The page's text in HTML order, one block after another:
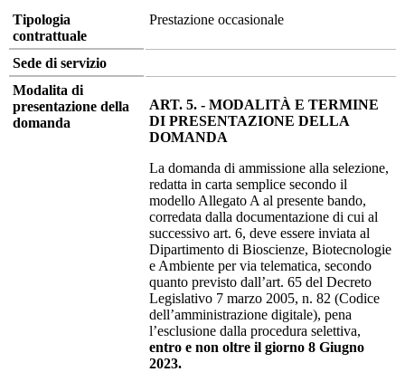
Tipologia
contrattuale
Prestazione occasionale
Sede di servizio
Modalita di
presentazione della
domanda
ART. 5. - MODALITÀ E TERMINE
DI PRESENTAZIONE DELLA
DOMANDA
La domanda di ammissione alla selezione,
redatta in carta semplice secondo il
modello Allegato A al presente bando,
corredata dalla documentazione di cui al
successivo art. 6, deve essere inviata al
Dipartimento di Bioscienze, Biotecnologie
e Ambiente per via telematica, secondo
quanto previsto dall’art. 65 del Decreto
Legislativo 7 marzo 2005, n. 82 (Codice
dell’amministrazione digitale), pena
l’esclusione dalla procedura selettiva,
entro e non oltre il giorno 8 Giugno
2023.